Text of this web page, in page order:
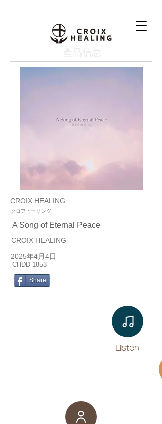
產品信息
CROIX HEALING
クロアヒーリング
A Song of Eternal Peace
CROIX HEALING
2025年4月4日
CHDD-1853
Share
Listen​